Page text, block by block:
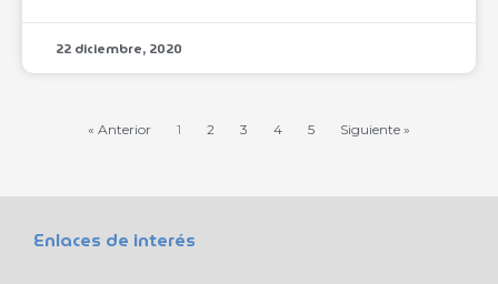
22 diciembre, 2020
« Anterior 1 2 3 4 5 Siguiente »
Enlaces de interés